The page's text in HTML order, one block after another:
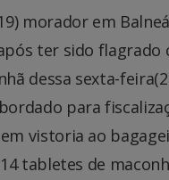
morador em
ter sido
dessa sexta-
para
vistoria ao
tabletes de